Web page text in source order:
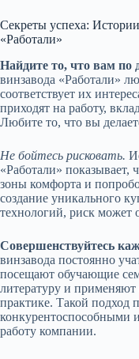
Секреты успеха:
«Работали»
Найдите то, что вам по
винзавода «Работали»
соответствует их
приходят на работу,
Лю​бите то, что вы
Не бойтесь рисковать.
«Работали» показывает,
зоны комфорта и
создание уникального
технологий, риск может
Совершенствуйтесь
винзавода постоянно
посещают обучающие
литературу и
практике. Такой подход
конкурентоспособными
работу компании.